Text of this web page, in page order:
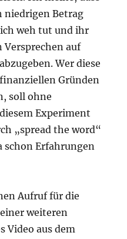
niedrigen Betrag
weh tut und ihr
auf
Wer diese
Gründen
soll ohne
Experiment
„spread the word“
schon Erfahrungen
Aufruf für die
weiteren
Video aus dem